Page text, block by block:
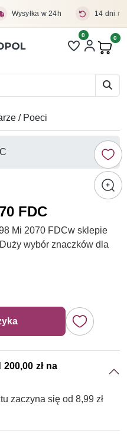
Wysyłka w 24h 14 dni
Liczba pozycji
0 0
/ Poeci
FDC
Mi 2070 FDCw sklepie
wybór znaczków dla
zł na
zaczyna się od 8,99 zł